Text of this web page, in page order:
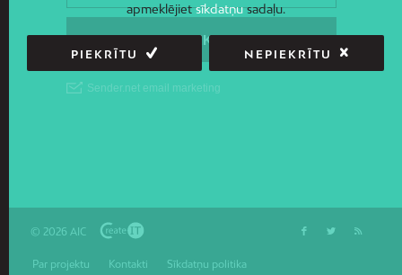
© 2026 AIC
Par projektu Kontakti Sīkdatņu politika
apmeklējietsīkdatņusadaļu.
PIEKRĪTU NEPIEKRĪTU